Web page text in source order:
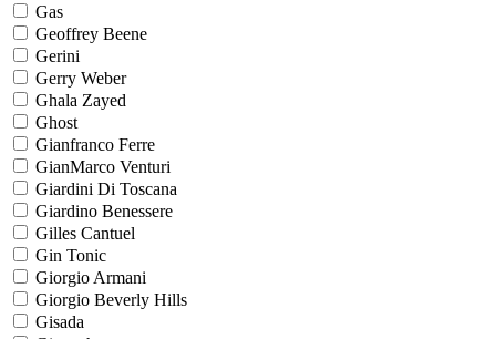
Gas
Geoffrey Beene
Gerini
Gerry Weber
Ghala Zayed
Ghost
Gianfranco Ferre
GianMarco Venturi
Giardini Di Toscana
Giardino Benessere
Gilles Cantuel
Gin Tonic
Giorgio Armani
Giorgio Beverly Hills
Gisada